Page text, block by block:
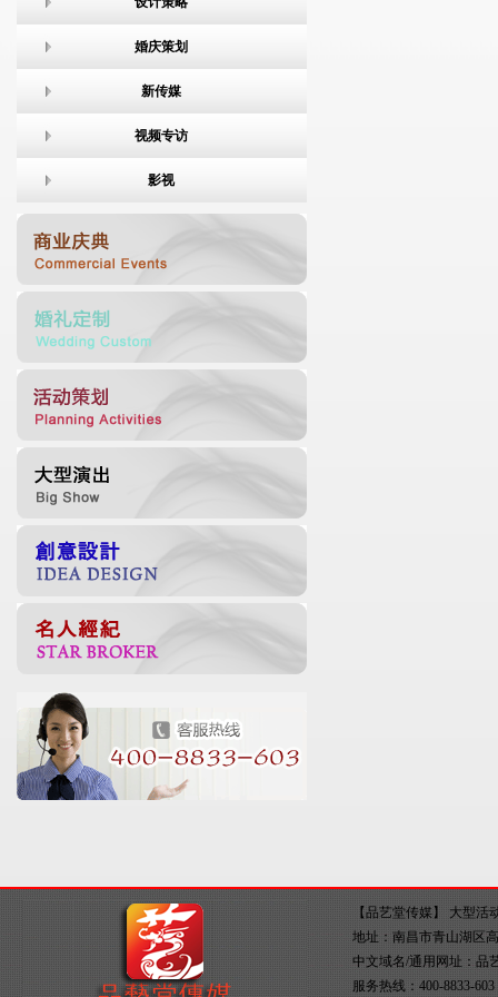
婚庆策划
新传媒
视频专访
影视
【品艺堂传媒】
大型活
地址：南昌市青山湖区
中文域名/通用网址：品
服务热线：400-8833-